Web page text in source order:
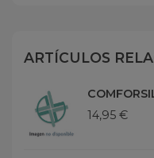
ARTÍCULOS
14,95 €